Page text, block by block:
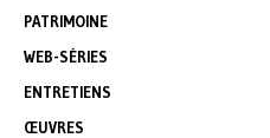
PATRIMOINE
WEB-SÉRIES
ENTRETIENS
ŒUVRES